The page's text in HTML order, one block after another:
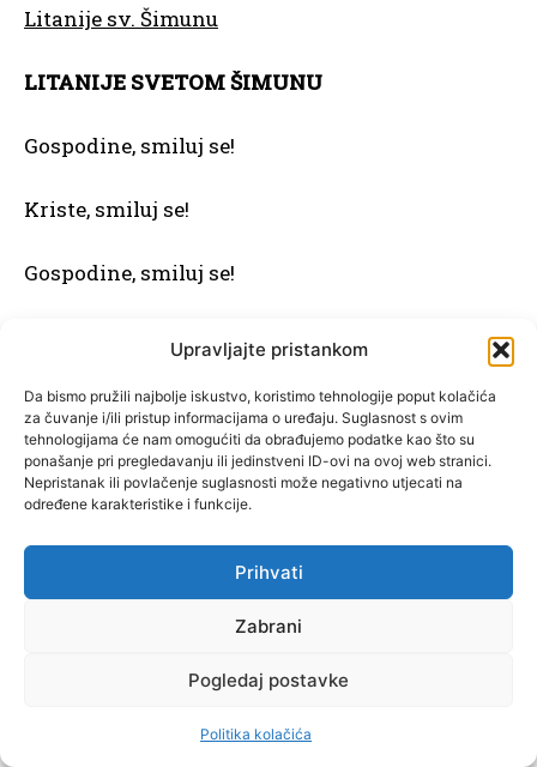
Upravljajte pristankom
Da bismo pružili najbolje iskustvo, koristimo tehnologije poput kolačića
za čuvanje i/ili pristup informacijama o uređaju. Suglasnost s ovim
tehnologijama će nam omogućiti da obrađujemo podatke kao što su
ponašanje pri pregledavanju ili jedinstveni ID-ovi na ovoj web stranici.
Nepristanak ili povlačenje suglasnosti može negativno utjecati na
određene karakteristike i funkcije.
Prihvati
Zabrani
Pogledaj postavke
Politika kolačića
Litanije sv. Šimunu
LITANIJE SVETOM ŠIMUNU
Gospodine, smiluj se!
Kriste, smiluj se!
Gospodine, smiluj se!
Kriste, usliši nas!
Oče nebeski, Bože, smiluj nam se!
Duše Sveti, Bože, smiluj nam se!